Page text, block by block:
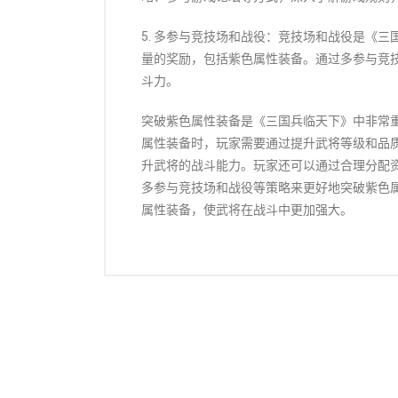
5. 多参与竞技场和战役：竞技场和战役是《
量的奖励，包括紫色属性装备。通过多参与
斗力。
突破紫色属性装备是《三国兵临天下》中非
属性装备时，玩家需要通过提升武将等级和
升武将的战斗能力。玩家还可以通过合理分
多参与竞技场和战役等策略来更好地突破紫
属性装备，使武将在战斗中更加强大。